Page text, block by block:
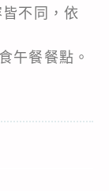
不同，依
午餐餐點。